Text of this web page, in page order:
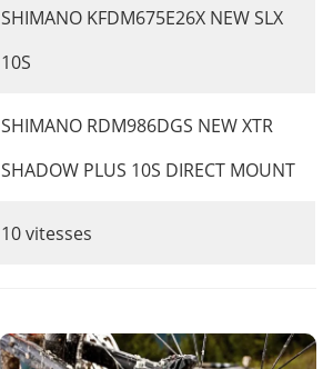
SHIMANO KFDM675E26X NEW SLX
10S
SHIMANO RDM986DGS NEW XTR
SHADOW PLUS 10S DIRECT MOUNT
10 vitesses